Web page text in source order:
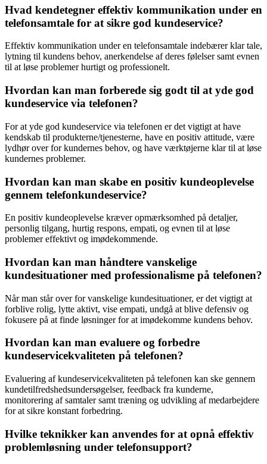
Hvad kendetegner effektiv kommunikation under en
telefonsamtale for at sikre god kundeservice?
Effektiv kommunikation under en telefonsamtale indebærer klar tale,
lytning til kundens behov, anerkendelse af deres følelser samt evnen
til at løse problemer hurtigt og professionelt.
Hvordan kan man forberede sig godt til at yde god
kundeservice via telefonen?
For at yde god kundeservice via telefonen er det vigtigt at have
kendskab til produkterne/tjenesterne, have en positiv attitude, være
lydhør over for kundernes behov, og have værktøjerne klar til at løse
kundernes problemer.
Hvordan kan man skabe en positiv kundeoplevelse
gennem telefonkundeservice?
En positiv kundeoplevelse kræver opmærksomhed på detaljer,
personlig tilgang, hurtig respons, empati, og evnen til at løse
problemer effektivt og imødekommende.
Hvordan kan man håndtere vanskelige
kundesituationer med professionalisme på telefonen?
Når man står over for vanskelige kundesituationer, er det vigtigt at
forblive rolig, lytte aktivt, vise empati, undgå at blive defensiv og
fokusere på at finde løsninger for at imødekomme kundens behov.
Hvordan kan man evaluere og forbedre
kundeservicekvaliteten på telefonen?
Evaluering af kundeservicekvaliteten på telefonen kan ske gennem
kundetilfredshedsundersøgelser, feedback fra kunderne,
monitorering af samtaler samt træning og udvikling af medarbejdere
for at sikre konstant forbedring.
Hvilke teknikker kan anvendes for at opnå effektiv
problemløsning under telefonsupport?